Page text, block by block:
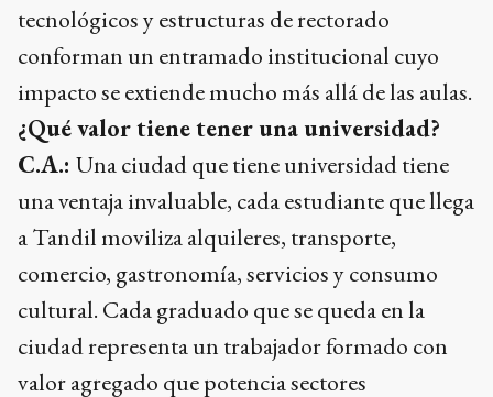
tecnológicos y estructuras de rectorado
conforman un entramado institucional cuyo
impacto se extiende mucho más allá de las aulas.
¿Qué valor tiene tener una universidad?
C.A.: Una ciudad que tiene universidad tiene
una ventaja invaluable, cada estudiante que llega
a Tandil moviliza alquileres, transporte,
comercio, gastronomía, servicios y consumo
cultural. Cada graduado que se queda en la
ciudad representa un trabajador formado con
valor agregado que potencia sectores